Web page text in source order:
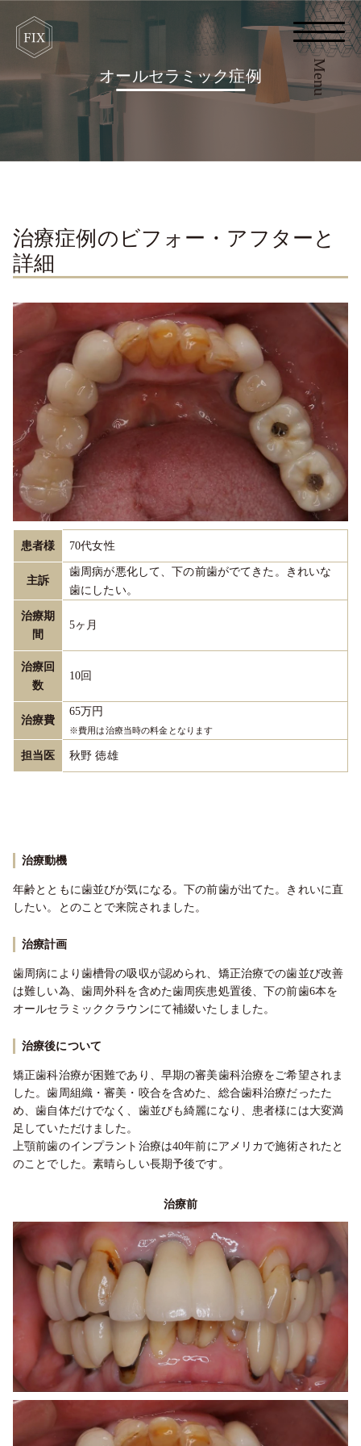
Menu
オールセラミック症例
治療症例のビフォー・アフターと
詳細
患者様 70代女性
主訴
歯周病が悪化して、下の前歯がでてきた。きれいな
歯にしたい。
治療期
間
5ヶ月
治療回
数
10回
治療費
65万円
※費用は治療当時の料金となります
担当医 秋野 徳雄
治療動機
年齢とともに歯並びが気になる。下の前歯が出てた。きれいに直
したい。とのことで来院されました。
治療計画
歯周病により歯槽骨の吸収が認められ、矯正治療での歯並び改善
は難しい為、歯周外科を含めた歯周疾患処置後、下の前歯6本を
オールセラミッククラウンにて補綴いたしました。
治療後について
矯正歯科治療が困難であり、早期の審美歯科治療をご希望されま
した。歯周組織・審美・咬合を含めた、総合歯科治療だったた
め、歯自体だけでなく、歯並びも綺麗になり、患者様には大変満
足していただけました。
上顎前歯のインプラント治療は40年前にアメリカで施術されたと
のことでした。素晴らしい長期予後です。
治療前